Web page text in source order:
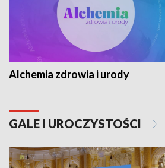
Alchemia zdrowia i urody
GALE I UROCZYSTOŚCI